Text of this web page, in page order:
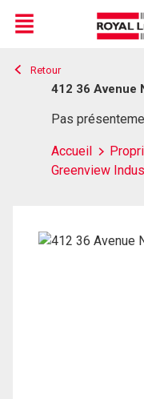
Live
En Direct
Menu
Retour
412 36 Avenue
Pas
Accueil
Greenview